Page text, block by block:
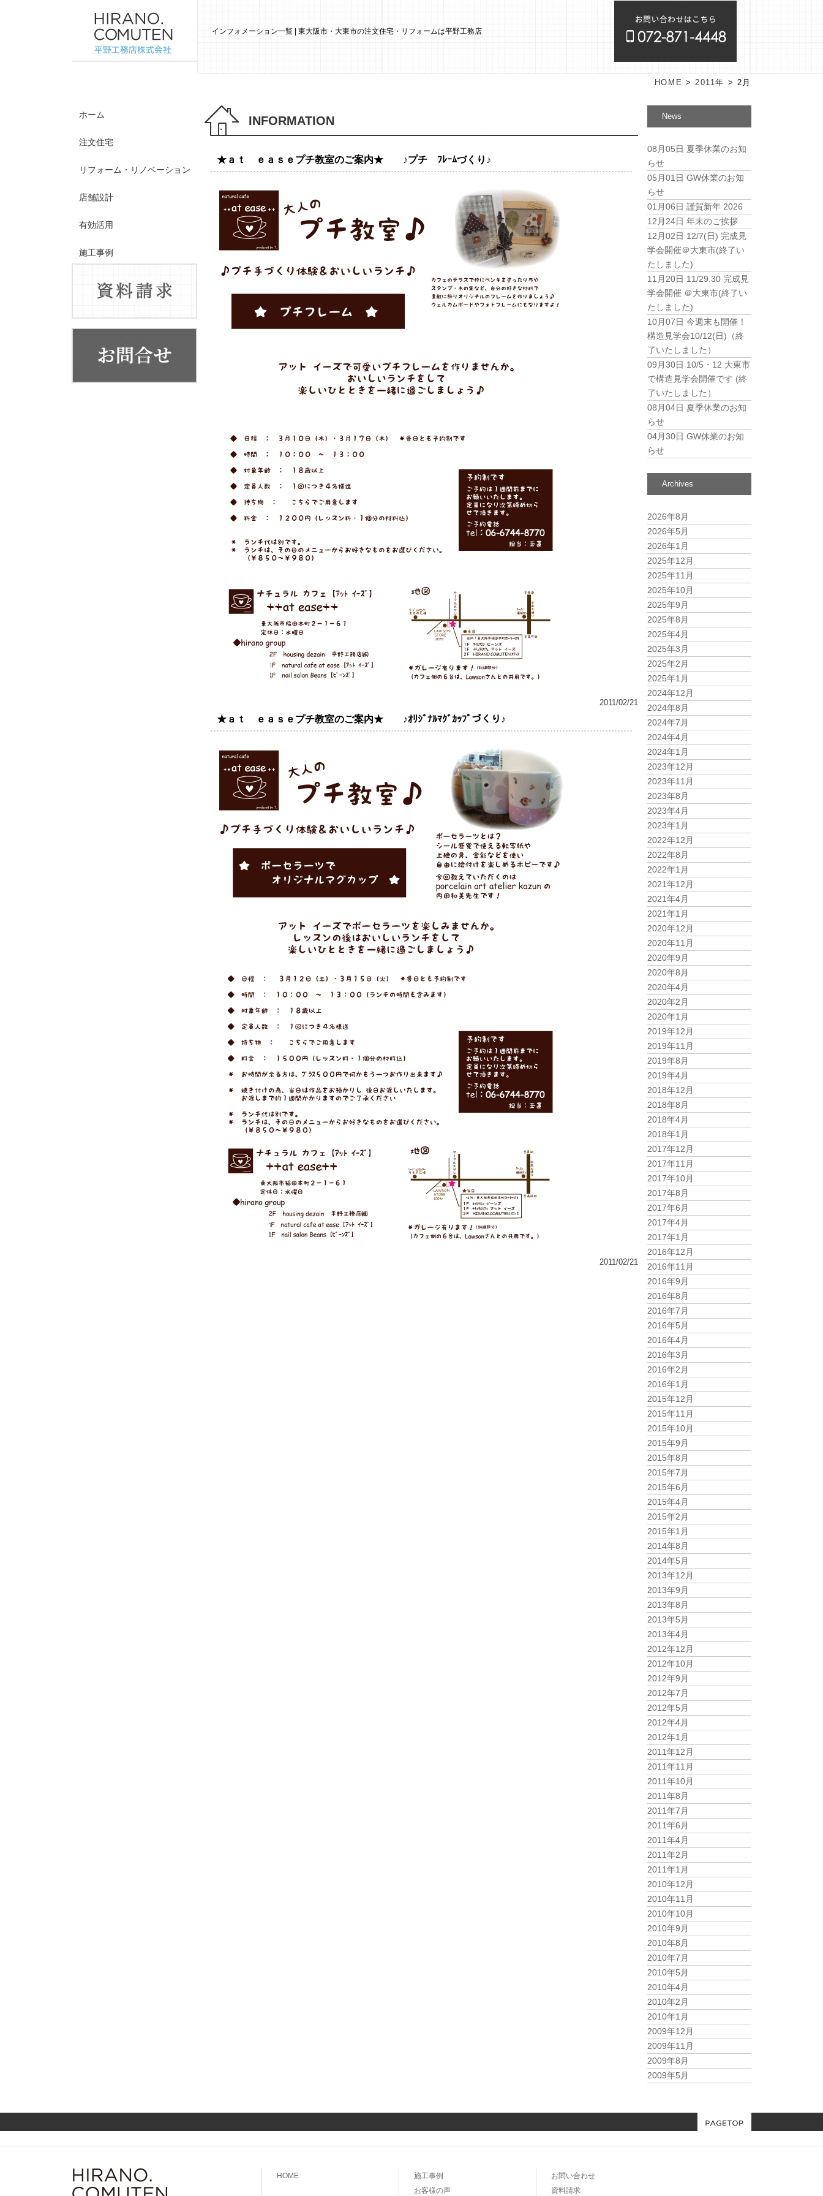
インフォメーション一覧 | 東大阪市・大東市の注文住宅・リフォームは平野工務店
ホーム
注文住宅
リフォーム・リノベーション
店舗設計
有効活用
施工事例
HOME > 2011年 > 2月
INFORMATION
★ａｔ ｅａｓｅプチ教室のご案内★ ♪プチ ﾌﾚｰﾑづくり♪
2011/02/21
★ａｔ ｅａｓｅプチ教室のご案内★ ♪ｵﾘｼﾞﾅﾙﾏｸﾞｶｯﾌﾟづくり♪
2011/02/21
News
08月05日 夏季休業のお知
らせ
05月01日 GW休業のお知
らせ
01月06日 謹賀新年 2026
12月24日 年末のご挨拶
12月02日 12/7(日) 完成見
学会開催＠大東市(終了い
たしました)
11月20日 11/29.30 完成見
学会開催 ＠大東市(終了い
たしました)
10月07日 今週末も開催！
構造見学会10/12(日)（終
了いたしました）
09月30日 10/5・12 大東市
で構造見学会開催です (終
了いたしました）
08月04日 夏季休業のお知
らせ
04月30日 GW休業のお知
らせ
Archives
2026年8月
2026年5月
2026年1月
2025年12月
2025年11月
2025年10月
2025年9月
2025年8月
2025年4月
2025年3月
2025年2月
2025年1月
2024年12月
2024年8月
2024年7月
2024年4月
2024年1月
2023年12月
2023年11月
2023年8月
2023年4月
2023年1月
2022年12月
2022年8月
2022年1月
2021年12月
2021年4月
2021年1月
2020年12月
2020年11月
2020年9月
2020年8月
2020年4月
2020年2月
2020年1月
2019年12月
2019年11月
2019年8月
2019年4月
2018年12月
2018年8月
2018年4月
2018年1月
2017年12月
2017年11月
2017年10月
2017年8月
2017年6月
2017年4月
2017年1月
2016年12月
2016年11月
2016年9月
2016年8月
2016年7月
2016年5月
2016年4月
2016年3月
2016年2月
2016年1月
2015年12月
2015年11月
2015年10月
2015年9月
2015年8月
2015年7月
2015年6月
2015年4月
2015年2月
2015年1月
2014年8月
2014年5月
2013年12月
2013年9月
2013年8月
2013年5月
2013年4月
2012年12月
2012年10月
2012年9月
2012年7月
2012年5月
2012年4月
2012年1月
2011年12月
2011年11月
2011年10月
2011年8月
2011年7月
2011年6月
2011年4月
2011年2月
2011年1月
2010年12月
2010年11月
2010年10月
2010年9月
2010年8月
2010年7月
2010年5月
2010年4月
2010年2月
2010年1月
2009年12月
2009年11月
2009年8月
2009年5月
HOME
施工事例
お客様の声
お問い合わせ
資料請求